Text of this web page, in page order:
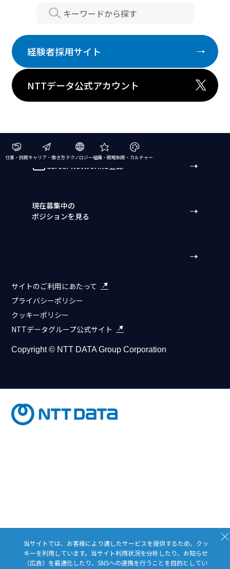
Search
経験者採用サイト
NTTデータ公式アカウント
仕事・挑戦キャリア・働き方テクノロジー組織・戦略制度・カルチャー
Career Networkに登録
現在募集中の
ポジションを見る
サイトのご利用にあたって
プライバシーポリシー
クッキーポリシー
NTTデータグループ公式サイト
Copyright © NTT DATA Group Corporation
当サイトでは、お客様により適したサービスを提供するため、クッ
キーを利用しています。当サイト利用状況を分析したり、お知らせ
（広告）を最適化したり、SNSへの連携を行うことを目的としてい